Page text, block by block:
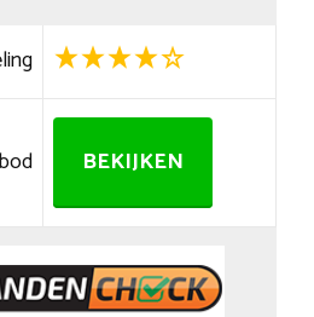
BEKIJKEN